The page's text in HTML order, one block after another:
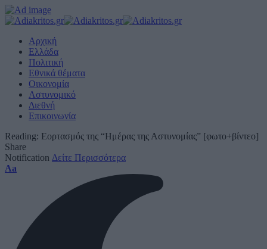
Αρχική
Ελλάδα
Πολιτική
Εθνικά θέματα
Οικονομία
Αστυνομικό
Διεθνή
Επικοινωνία
Reading: Εορτασμός της “Ημέρας της Αστυνομίας” [φωτο+βίντεο]
Share
Notification Δείτε Περισσότερα
Font
Aa